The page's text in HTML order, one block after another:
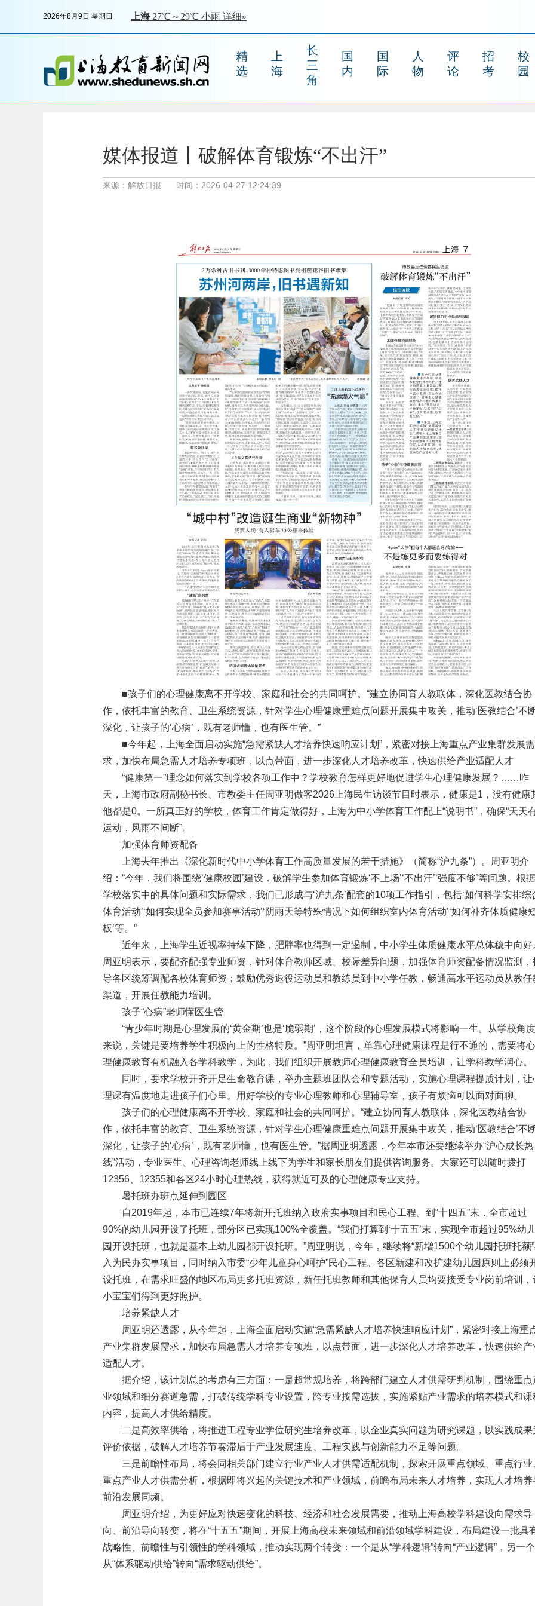
2026年8月9日 星期日
精
选
上
海
长
三
角
国
内
国
际
人
物
评
论
招
考
校
园
媒体报道丨破解体育锻炼“不出汗”
来源：解放日报 时间：2026-04-27 12:24:39
■孩子们的心理健康离不开学校、家庭和社会的共同呵护。“建立协同育人教联体，深化医教结合协
作，依托丰富的教育、卫生系统资源，针对学生心理健康重难点问题开展集中攻关，推动‘医教结合’不
深化，让孩子的‘心病’，既有老师懂，也有医生管。”
■今年起，上海全面启动实施“急需紧缺人才培养快速响应计划”，紧密对接上海重点产业集群发展需
求，加快布局急需人才培养专项班，以点带面，进一步深化人才培养改革，快速供给产业适配人才
“健康第一”理念如何落实到学校各项工作中？学校教育怎样更好地促进学生心理健康发展？……昨
天，上海市政府副秘书长、市教委主任周亚明做客2026上海民生访谈节目时表示，健康是1，没有健康
他都是0。一所真正好的学校，体育工作肯定做得好，上海为中小学体育工作配上“说明书”，确保“天天
运动，风雨不间断”。
加强体育师资配备
上海去年推出《深化新时代中小学体育工作高质量发展的若干措施》（简称“沪九条”）。周亚明介
绍：“今年，我们将围绕‘健康校园’建设，破解学生参加体育锻炼‘不上场’‘不出汗’‘强度不够’等问题。根据
学校落实中的具体问题和实际需求，我们已形成与‘沪九条’配套的10项工作指引，包括‘如何科学安排综
体育活动’‘如何实现全员参加赛事活动’‘阴雨天等特殊情况下如何组织室内体育活动’‘如何补齐体质健康
板’等。”
近年来，上海学生近视率持续下降，肥胖率也得到一定遏制，中小学生体质健康水平总体稳中向好
周亚明表示，要配齐配强专业师资，针对体育教师区域、校际差异问题，加强体育师资配备情况监测，
导各区统筹调配各校体育师资；鼓励优秀退役运动员和教练员到中小学任教，畅通高水平运动员从教任
渠道，开展任教能力培训。
孩子“心病”老师懂医生管
“青少年时期是心理发展的‘黄金期’也是‘脆弱期’，这个阶段的心理发展模式将影响一生。从学校角度
来说，关键是要培养学生积极向上的性格特质。”周亚明坦言，单靠心理健康课程是行不通的，需要将心
理健康教育有机融入各学科教学，为此，我们组织开展教师心理健康教育全员培训，让学科教学润心。
同时，要求学校开齐开足生命教育课，举办主题班团队会和专题活动，实施心理课程提质计划，让
理课有温度地走进孩子们心里。用好学校的专业心理教师和心理辅导室，孩子有烦恼可以面对面聊。
孩子们的心理健康离不开学校、家庭和社会的共同呵护。“建立协同育人教联体，深化医教结合协
作，依托丰富的教育、卫生系统资源，针对学生心理健康重难点问题开展集中攻关，推动‘医教结合’不
深化，让孩子的‘心病’，既有老师懂，也有医生管。”据周亚明透露，今年本市还要继续举办“沪心成长热
线”活动，专业医生、心理咨询老师线上线下为学生和家长朋友们提供咨询服务。大家还可以随时拨打
12356、12355和各区24小时心理热线，获得就近可及的心理健康专业支持。
暑托班办班点延伸到园区
自2019年起，本市已连续7年将新开托班纳入政府实事项目和民心工程。到“十四五”末，全市超过
90%的幼儿园开设了托班，部分区已实现100%全覆盖。“我们打算到‘十五五’末，实现全市超过95%幼
园开设托班，也就是基本上幼儿园都开设托班。”周亚明说，今年，继续将“新增1500个幼儿园托班托额
入为民办实事项目，同时纳入市委“少年儿童身心呵护”民心工程。各区新建和改扩建幼儿园原则上必须
设托班，在需求旺盛的地区布局更多托班资源，新任托班教师和其他保育人员均要接受专业岗前培训，
小宝宝们得到更好照护。
培养紧缺人才
周亚明还透露，从今年起，上海全面启动实施“急需紧缺人才培养快速响应计划”，紧密对接上海重
产业集群发展需求，加快布局急需人才培养专项班，以点带面，进一步深化人才培养改革，快速供给产
适配人才。
据介绍，该计划总的考虑有三方面：一是超常规培养，将跨部门建立人才供需研判机制，围绕重点
业领域和细分赛道急需，打破传统学科专业设置，跨专业按需选拔，实施紧贴产业需求的培养模式和课
内容，提高人才供给精度。
二是高效率供给，将推进工程专业学位研究生培养改革，以企业真实问题为研究课题，以实践成果
评价依据，破解人才培养节奏滞后于产业发展速度、工程实践与创新能力不足等问题。
三是前瞻性布局，将会同相关部门建立行业产业人才供需适配机制，探索开展重点领域、重点行业
重点产业人才供需分析，根据即将兴起的关键技术和产业领域，前瞻布局未来人才培养，实现人才培养
前沿发展同频。
周亚明介绍，为更好应对快速变化的科技、经济和社会发展需要，推动上海高校学科建设向需求导
向、前沿导向转变，将在“十五五”期间，开展上海高校未来领域和前沿领域学科建设，布局建设一批具
战略性、前瞻性与引领性的学科领域，推动实现两个转变：一个是从“学科逻辑”转向“产业逻辑”，另一
从“体系驱动供给”转向“需求驱动供给”。